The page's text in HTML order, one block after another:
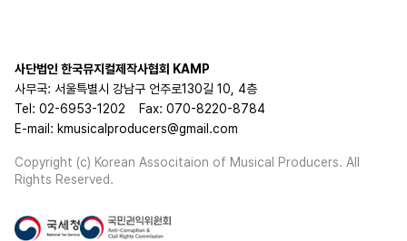
사단법인 한국뮤지컬제작사협회 KAMP
사무국: 서울특별시 강남구 언주로130길 10, 4층
Tel: 02-6953-1202
Fax: 070-8220-8784
E-mail: kmusicalproducers@gmail.com
Copyright (c) Korean Associtaion of Musical Producers. All
Rights Reserved.